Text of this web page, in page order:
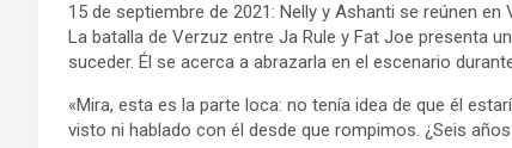
15 de septiembre de 2021: Nelly y Ashanti se reúnen en
La batalla de Verzuz entre Ja Rule y Fat Joe presenta
suceder. Él se acerca a abrazarla en el escenario
«Mira, esta es la parte loca: no tenía idea de que él
visto ni hablado con él desde que rompimos. ¿Seis